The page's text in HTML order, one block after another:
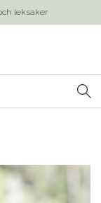
leksaker